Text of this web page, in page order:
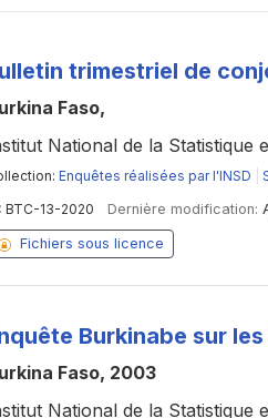
trimestriel de
Faso,
National de la Statistique
Enquêtes réalisées par l'INSD
BTC-13-2020 Dernière modification:
Fichiers sous licence
Burkinabe sur
Faso, 2003
National de la Statistique